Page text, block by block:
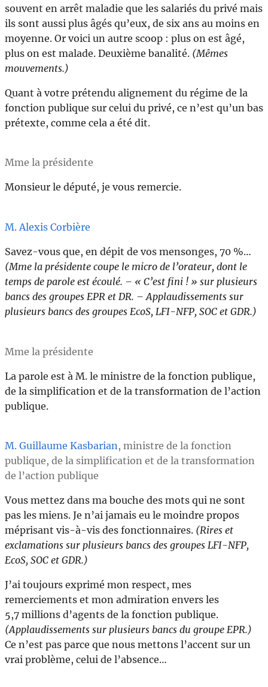
souvent en arrêt maladie que les salariés du privé mais
ils sont aussi plus âgés qu’eux, de six ans au moins en
moyenne. Or voici un autre scoop : plus on est âgé,
plus on est malade. Deuxième banalité. (Mêmes
mouvements.)
Quant à votre prétendu alignement du régime de la
fonction publique sur celui du privé, ce n’est qu’un bas
prétexte, comme cela a été dit.
Mme la présidente
Monsieur le député, je vous remercie.
M. Alexis Corbière
Savez-vous que, en dépit de vos mensonges, 70 %…
(Mme la présidente coupe le micro de l’orateur, dont le
temps de parole est écoulé. – « C’est fini ! » sur plusieurs
bancs des groupes EPR et DR. – Applaudissements sur
plusieurs bancs des groupes EcoS, LFI-NFP, SOC et GDR.)
Mme la présidente
La parole est à M. le ministre de la fonction publique,
de la simplification et de la transformation de l’action
publique.
M. Guillaume Kasbarian, ministre de la fonction
publique, de la simplification et de la transformation
de l’action publique
Vous mettez dans ma bouche des mots qui ne sont
pas les miens. Je n’ai jamais eu le moindre propos
méprisant vis-à-vis des fonctionnaires. (Rires et
exclamations sur plusieurs bancs des groupes LFI-NFP,
EcoS, SOC et GDR.)
J’ai toujours exprimé mon respect, mes
remerciements et mon admiration envers les
5,7 millions d’agents de la fonction publique.
(Applaudissements sur plusieurs bancs du groupe EPR.)
Ce n’est pas parce que nous mettons l’accent sur un
vrai problème, celui de l’absence…